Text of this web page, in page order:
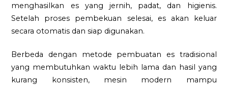
menghasilkan es yang jernih, padat, dan higienis.
Setelah proses pembekuan selesai, es akan keluar
secara otomatis dan siap digunakan.
Berbeda dengan metode pembuatan es tradisional
yang membutuhkan waktu lebih lama dan hasil yang
kurang konsisten, mesin modern mampu